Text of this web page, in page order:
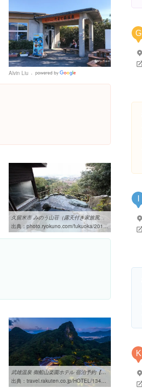
Alvin Liu
Places
G
久留米市 みのう山荘（露天付き家族風呂）|福岡温泉旅 家族風呂と観光情報
出典： photo.ryokuno.com/fukuoka/201411_fukuoka_kurume_minousansou.html
武雄温泉 御船山楽園ホテル 宿泊予約【楽天トラベル】
出典： travel.rakuten.co.jp/HOTEL/13417/13417.html
K